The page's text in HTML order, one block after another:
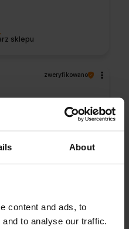
About
content and ads, to
to analyse our traffic.
sklepu
zweryfikowano
Skład jest wzorowy.
produktu:
RAW PALEO
- mokra karma dla